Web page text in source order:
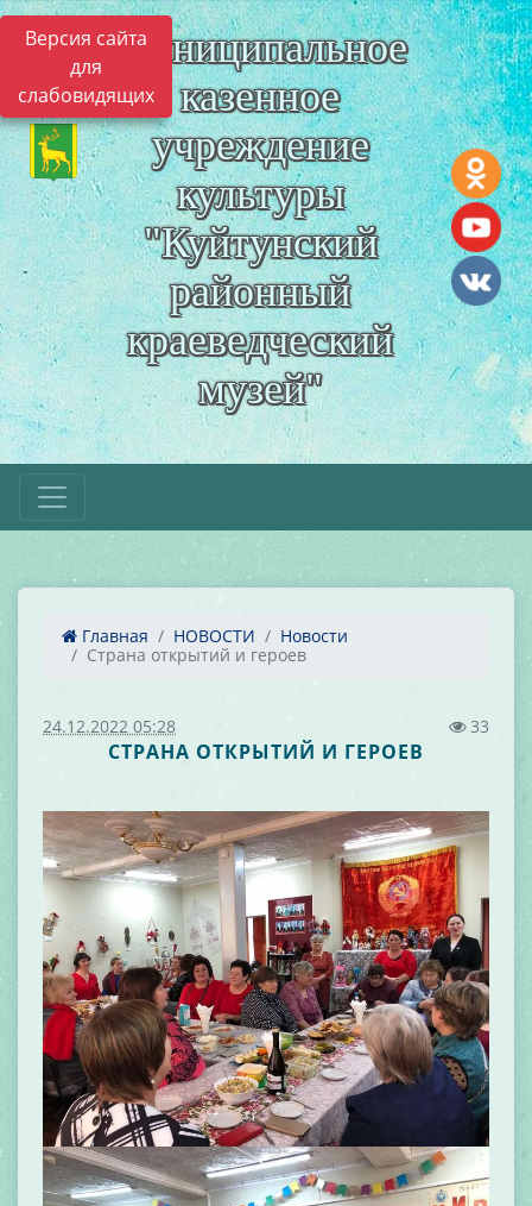
Версия сайта
для
слабовидящих
Муниципальное
казенное
учреждение
культуры
"Куйтунский
районный
краеведческий
музей"
Главная НОВОСТИ
Новости
Страна открытий и героев
24.12.2022 05:28 33
СТРАНА ОТКРЫТИЙ И ГЕРОЕВ